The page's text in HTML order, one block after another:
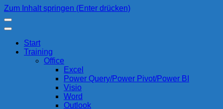
Zum Inhalt springen (Enter drücken)
Start
Training
Office
Excel
Power Query/Power Pivot/Power BI
Visio
Word
Outlook